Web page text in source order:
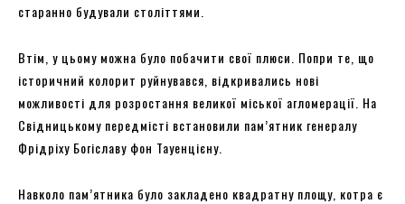
старанно будували століттями.
Втім, у цьому можна було побачити свої плюси. Попри те, що
історичний колорит руйнувався, відкривались нові
можливості для розростання великої міської агломерації. На
Свідницькому передмісті встановили пам’ятник генералу
Фрідріху Богіславу фон Тауенцієну.
Навколо пам’ятника було закладено квадратну площу, котра є